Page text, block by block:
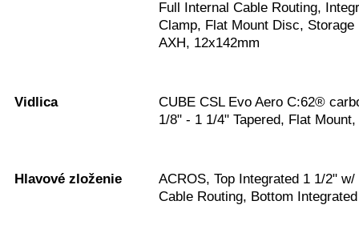
Full Internal Cable Routing,
Clamp, Flat Mount Disc, Storage
AXH, 12x142mm
Vidlica
CUBE CSL Evo Aero C:62®
1/8" - 1 1/4" Tapered, Flat
Hlavové zloženie
ACROS, Top Integrated 1 1/2"
Cable Routing, Bottom